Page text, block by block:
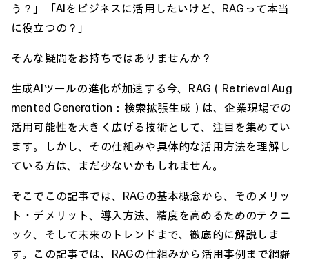
う？」「AIをビジネスに活用したいけど、RAGって本当
に役立つの？」
そんな疑問をお持ちではありませんか？
生成AIツールの進化が加速する今、RAG（Retrieval Aug
mented Generation：検索拡張生成）は、企業現場での
活用可能性を大きく広げる技術として、注目を集めてい
ます。しかし、その仕組みや具体的な活用方法を理解し
ている方は、まだ少ないかもしれません。
そこでこの記事では、RAGの基本概念から、そのメリッ
ト・デメリット、導入方法、精度を高めるためのテクニ
ック、そして未来のトレンドまで、徹底的に解説しま
す。この記事では、RAGの仕組みから活用事例まで網羅